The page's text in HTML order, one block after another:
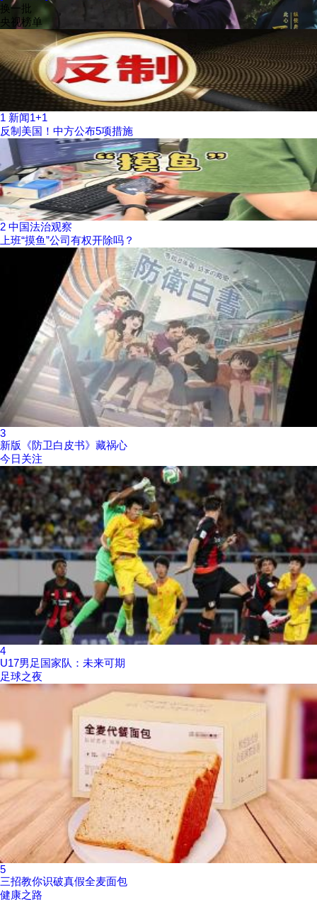
换一批
央视榜单
1 新闻1+1
反制美国！中方公布5项措施
2 中国法治观察
上班“摸鱼”公司有权开除吗？
3
新版《防卫白皮书》藏祸心
今日关注
4
U17男足国家队：未来可期
足球之夜
5
三招教你识破真假全麦面包
健康之路